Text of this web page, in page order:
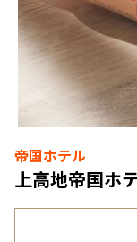
帝国ホテル